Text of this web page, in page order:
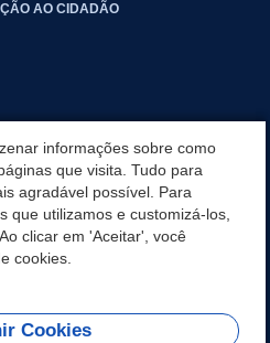
AO CIDADÃO
informações sobre como
que visita. Tudo para
agradável possível. Para
que utilizamos e customizá-los,
clicar em 'Aceitar', você
cookies.
Cookies